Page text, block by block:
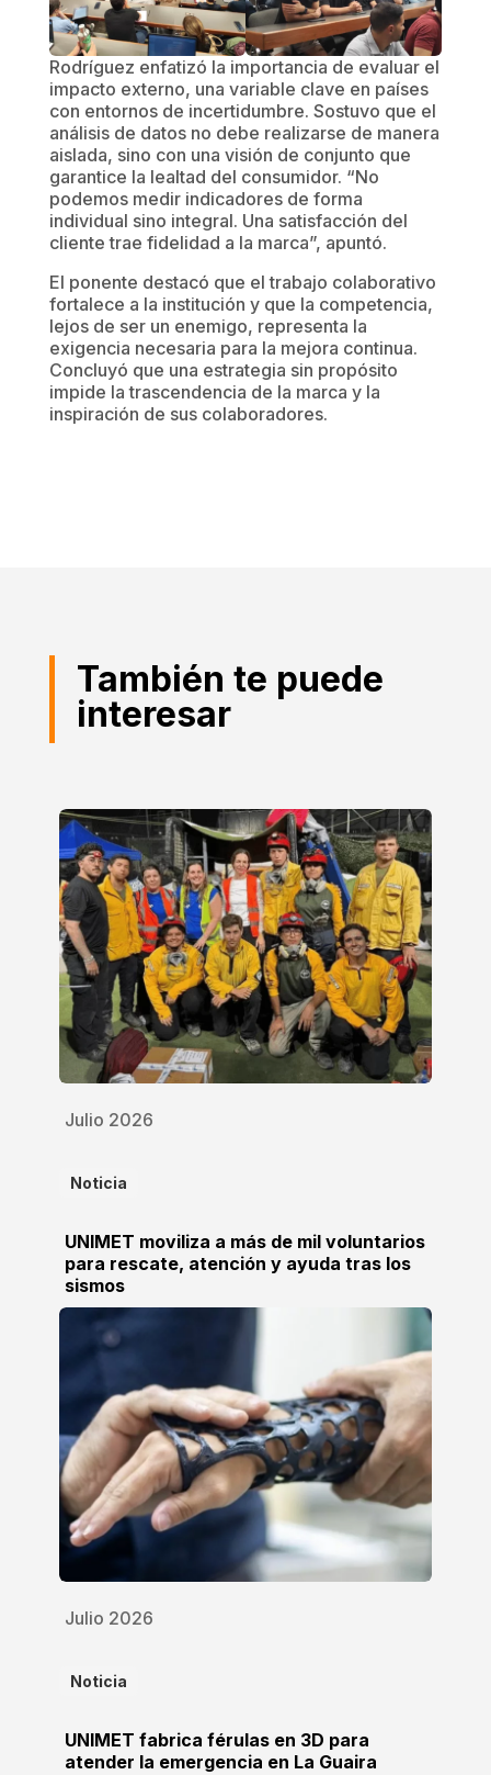
Rodríguez enfatizó la importancia de evaluar el
impacto externo, una variable clave en países
con entornos de incertidumbre. Sostuvo que el
análisis de datos no debe realizarse de manera
aislada, sino con una visión de conjunto que
garantice la lealtad del consumidor. “No
podemos medir indicadores de forma
individual sino integral. Una satisfacción del
cliente trae fidelidad a la marca”, apuntó.
El ponente destacó que el trabajo colaborativo
fortalece a la institución y que la competencia,
lejos de ser un enemigo, representa la
exigencia necesaria para la mejora continua.
Concluyó que una estrategia sin propósito
impide la trascendencia de la marca y la
inspiración de sus colaboradores.
También te puede
interesar
Julio 2026
Noticia
UNIMET moviliza a más de mil voluntarios
para rescate, atención y ayuda tras los
sismos
Julio 2026
Noticia
UNIMET fabrica férulas en 3D para
atender la emergencia en La Guaira